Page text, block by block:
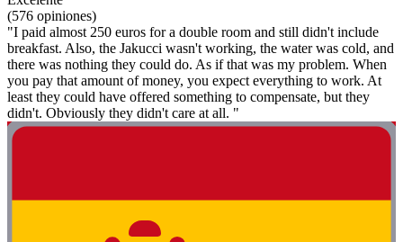
(576 opiniones)
"I paid almost 250 euros for a double room and still didn't include
breakfast. Also, the Jakucci wasn't working, the water was cold, and
there was nothing they could do. As if that was my problem. When
you pay that amount of money, you expect everything to work. At
least they could have offered something to compensate, but they
didn't. Obviously they didn't care at all. "